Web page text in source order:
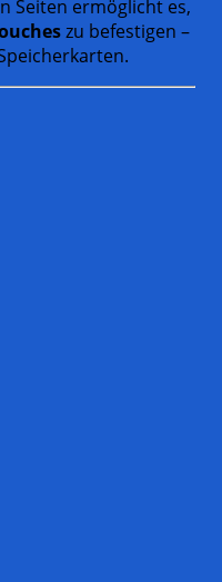
Seiten ermöglicht es,
zu befestigen –